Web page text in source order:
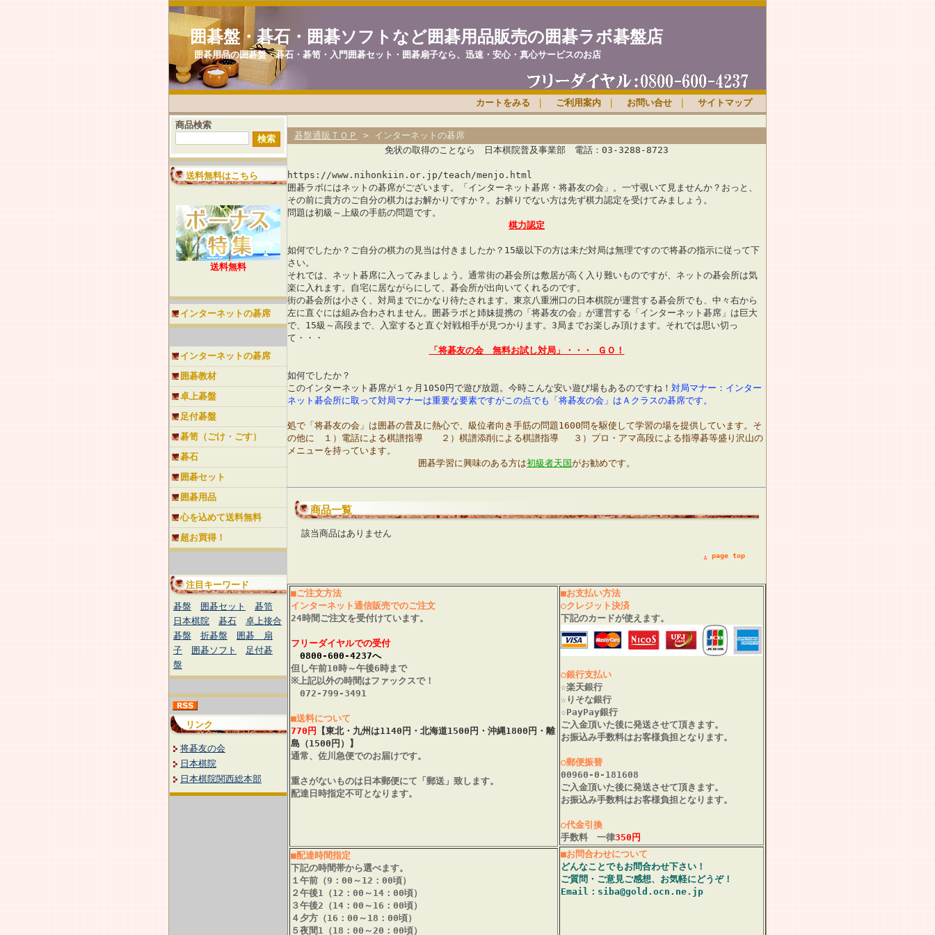
囲碁盤・碁石・囲碁ソフトなど囲碁用品販売の囲碁ラボ碁盤店
囲碁用品の囲碁盤・碁石・碁笥・入門囲碁セット・囲碁扇子なら、迅速・安心・真心サービスのお店
カートをみる ご利用案内 お問い合せ サイトマップ
商品検索
送料無料はこちら
送料無料
インターネットの碁席
インターネットの碁席
囲碁教材
卓上碁盤
足付碁盤
碁笥（ごけ・ごす）
碁石
囲碁セット
囲碁用品
心を込めて送料無料
超お買得！
注目キーワード
碁盤 囲碁セット
碁笥
日本棋院
碁石
卓上接合
碁盤
折碁盤
囲碁 扇
子
囲碁ソフト
足付碁
盤
リンク
将碁友の会
日本棋院
日本棋院関西総本部
碁盤通販ＴＯＰ
> インターネットの碁席
免状の取得のことなら 日本棋院普及事業部 電話：03-3288-8723
https://www.nihonkiin.or.jp/teach/menjo.html
囲碁ラボにはネットの碁席がございます。「インターネット碁席・将碁友の会」。一寸覗いて見ませんか？おっと、
その前に貴方のご自分の棋力はお解かりですか？。お解りでない方は先ず棋力認定を受けてみましょう。
問題は初級～上級の手筋の問題です。
棋力認定
如何でしたか？ご自分の棋力の見当は付きましたか？15級以下の方は未だ対局は無理ですので将碁の指示に従って下
さい。
それでは、ネット碁席に入ってみましょう。通常街の碁会所は敷居が高く入り難いものですが、ネットの碁会所は気
楽に入れます。自宅に居ながらにして、碁会所が出向いてくれるのです。
街の碁会所は小さく、対局までにかなり待たされます。東京八重洲口の日本棋院が運営する碁会所でも、中々右から
左に直ぐには組み合わされません。囲碁ラボと姉妹提携の「将碁友の会」が運営する「インターネット碁席」は巨大
で、15級～高段まで、入室すると直ぐ対戦相手が見つかります。3局までお楽しみ頂けます。それでは思い切っ
て・・・
「将碁友の会 無料お試し対局」・・・ ＧＯ！
如何でしたか？
このインターネット碁席が１ヶ月1050円で遊び放題。今時こんな安い遊び場もあるのですね！ 対局マナー：インター
ネット碁会所に取って対局マナーは重要な要素ですがこの点でも「将碁友の会」はＡクラスの碁席です。
処で「将碁友の会」は囲碁の普及に熱心で、級位者向き手筋の問題1600問を駆使して学習の場を提供しています。そ
の他に １）電話による棋譜指導 ２）棋譜添削による棋譜指導 ３）プロ・アマ高段による指導碁等盛り沢山の
メニューを持っています。
囲碁学習に興味のある方は初級者天国がお勧めです。
商品一覧
該当商品はありません
page top
■ご注文方法
インターネット通信販売でのご注文
24時間ご注文を受付けています。
フリーダイヤルでの受付
0800-600-4237へ
但し午前10時～午後6時まで
※上記以外の時間はファックスで！
072-799-3491
■送料について
770円
【東北・九州は1140円・北海道1500円・沖縄1800円・離
島（1500円）】
通常、佐川急便でのお届けです。
重さがないものは日本郵便にて「郵送」致します。
配達日時指定不可となります。
■お支払い方法
○クレジット決済
下記のカードが使えます。
○銀行支払い
☆楽天銀行
☆りそな銀行
☆PayPay銀行
ご入金頂いた後に発送させて頂きます。
お振込み手数料はお客様負担となります。
○郵便振替
00960-0-181608
ご入金頂いた後に発送させて頂きます。
お振込み手数料はお客様負担となります。
○代金引換
手数料
一律350円
■お問合わせについて
どんなことでもお問合わせ下さい！
ご質問・ご意見ご感想、お気軽にどうぞ！
Email：siba@gold.ocn.ne.jp
■配達時間指定
下記の時間帯から選べます。
１午前（9：00～12：00頃）
２午後1（12：00～14：00頃）
３午後2（14：00～16：00頃）
４夕方（16：00～18：00頃）
５夜間1（18：00～20：00頃）